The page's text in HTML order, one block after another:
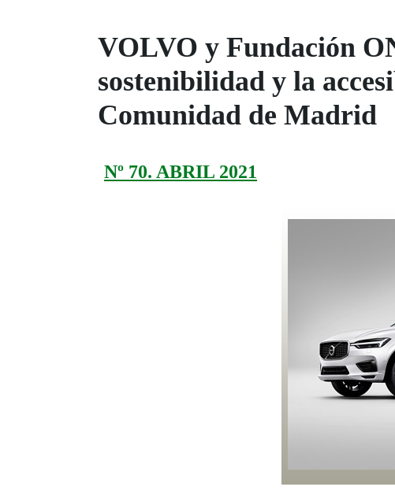
VOLVO y Fundación
sostenibilidad y la
Comunidad de Madrid
Nº 70. ABRIL 2021